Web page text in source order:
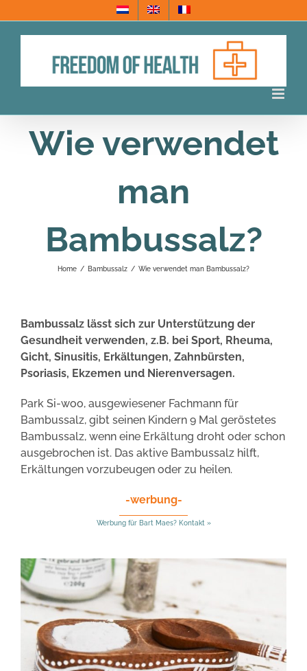
to
Wie verwendet
man
Bambussalz?
Home / Bambussalz / Wie verwendet man Bambussalz?
Bambussalz lässt sich zur Unterstützung der
Gesundheit verwenden, z.B. bei Sport, Rheuma,
Gicht, Sinusitis, Erkältungen, Zahnbürsten,
Psoriasis, Ekzemen und Nierenversagen.
Park Si-woo, ausgewiesener Fachmann für
Bambussalz, gibt seinen Kindern 9 Mal geröstetes
Bambussalz, wenn eine Erkältung droht oder schon
ausgebrochen ist. Das aktive Bambussalz hilft,
Erkältungen vorzubeugen oder zu heilen.
-werbung-
Werbung für Bart Maes? Kontakt »